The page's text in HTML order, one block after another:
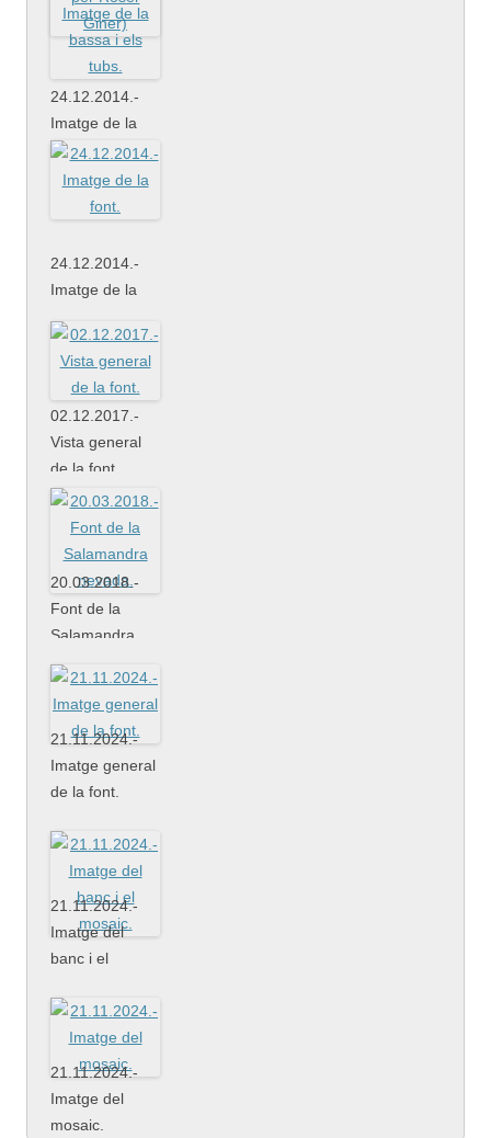
(Foto cedida
per Roser
Giner)
24.12.2014.-
Imatge de la
bassa i els
tubs.
24.12.2014.-
Imatge de la
02.12.2017.-
Vista general
de la font.
20.03.2018.-
Font de la
Salamandra
nevada.
21.11.2024.-
Imatge general
de la font.
21.11.2024.-
Imatge del
banc i el
21.11.2024.-
Imatge del
mosaic.